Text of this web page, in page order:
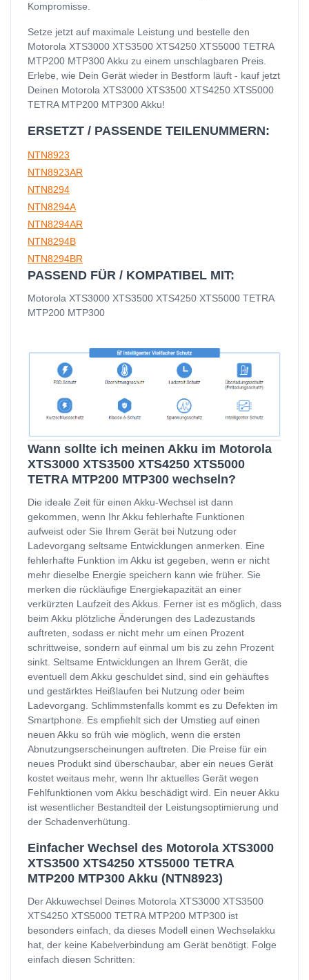
Kompromisse.
Setze jetzt auf maximale Leistung und bestelle den
Motorola XTS3000 XTS3500 XTS4250 XTS5000 TETRA
MTP200 MTP300 Akku zu einem unschlagbaren Preis.
Erlebe, wie Dein Gerät wieder in Bestform läuft - kauf jetzt
Deinen Motorola XTS3000 XTS3500 XTS4250 XTS5000
TETRA MTP200 MTP300 Akku!
ERSETZT / PASSENDE TEILENUMMERN:
NTN8923
NTN8923AR
NTN8294
NTN8294A
NTN8294AR
NTN8294B
NTN8294BR
PASSEND FÜR / KOMPATIBEL MIT:
Motorola XTS3000 XTS3500 XTS4250 XTS5000 TETRA
MTP200 MTP300
Wann sollte ich meinen Akku im Motorola
XTS3000 XTS3500 XTS4250 XTS5000
TETRA MTP200 MTP300 wechseln?
Die ideale Zeit für einen Akku-Wechsel ist dann
gekommen, wenn Ihr Akku fehlerhafte Funktionen
aufweist oder Sie Ihrem Gerät bei Nutzung oder
Ladevorgang seltsame Entwicklungen anmerken. Eine
fehlerhafte Funktion im Akku ist gegeben, wenn er nicht
mehr dieselbe Energie speichern kann wie früher. Sie
merken die rückläufige Energiekapazität an einer
verkürzten Laufzeit des Akkus. Ferner ist es möglich, dass
beim Akku plötzliche Änderungen des Ladezustands
auftreten, sodass er nicht mehr um einen Prozent
schrittweise, sondern auf einmal um bis zu zehn Prozent
sinkt. Seltsame Entwicklungen an Ihrem Gerät, die
eventuell dem Akku geschuldet sind, sind ein gehäuftes
und gestärktes Heißlaufen bei Nutzung oder beim
Ladevorgang. Schlimmstenfalls kommt es zu Defekten im
Smartphone. Es empfiehlt sich der Umstieg auf einen
neuen Akku so früh wie möglich, wenn die ersten
Abnutzungserscheinungen auftreten. Die Preise für ein
neues Produkt sind überschaubar, aber ein neues Gerät
kostet weitaus mehr, wenn Ihr aktuelles Gerät wegen
Fehlfunktionen vom Akku beschädigt wird. Ein neuer Akku
ist wesentlicher Bestandteil der Leistungsoptimierung und
der Schadenverhütung.
Einfacher Wechsel des Motorola XTS3000
XTS3500 XTS4250 XTS5000 TETRA
MTP200 MTP300 Akku (NTN8923)
Der Akkuwechsel Deines Motorola XTS3000 XTS3500
XTS4250 XTS5000 TETRA MTP200 MTP300 ist
besonders einfach, da dieses Modell einen Wechselakku
hat, der keine Kabelverbindung am Gerät benötigt. Folge
einfach diesen Schritten: